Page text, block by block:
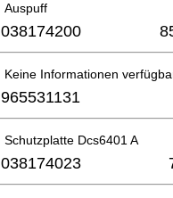
Auspuff
038174200
Keine Informationen
965531131
Schutzplatte Dcs6401 A
038174023